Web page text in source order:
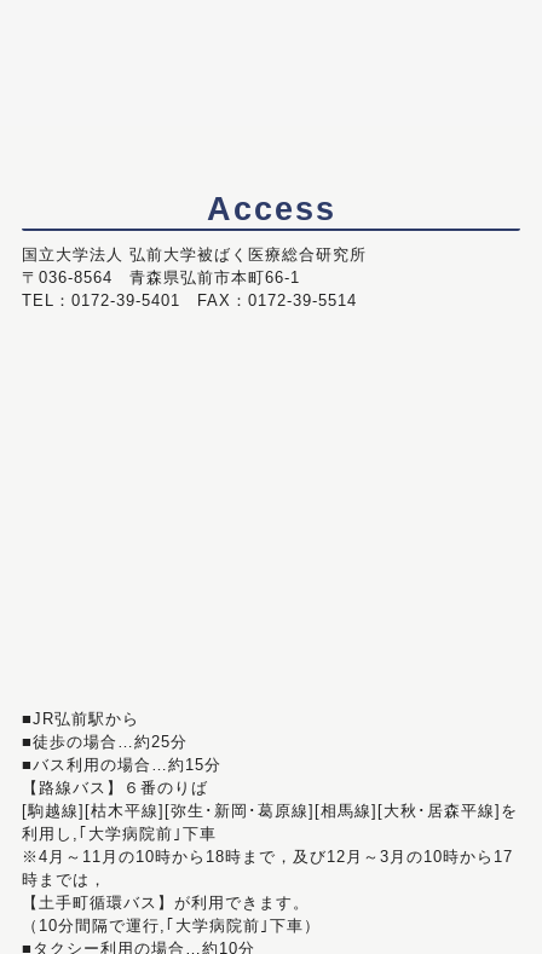
Access
国立大学法人 弘前大学被ばく医療総合研究所
〒036-8564 青森県弘前市本町66-1
TEL：0172-39-5401 FAX：0172-39-5514
■JR弘前駅から
■徒歩の場合…約25分
■バス利用の場合…約15分
【路線バス】６番のりば
[駒越線][枯木平線][弥生･新岡･葛原線][相馬線][大秋･居森平線]を
利用し,｢大学病院前｣下車
※4月～11月の10時から18時まで，及び12月～3月の10時から17
時までは，
【土手町循環バス】が利用できます。
（10分間隔で運行,｢大学病院前｣下車）
■タクシー利用の場合…約10分